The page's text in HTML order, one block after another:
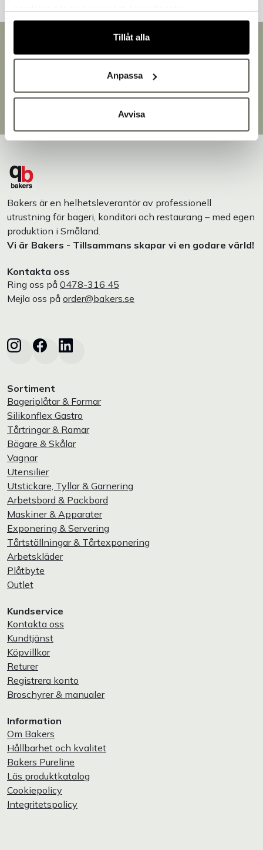
Tillåt alla
Anpassa
Avvisa
Leverans inom 3-5 arbetsdagar.
Egen produktion
Designat och tillverkat i Småland
Bakers är en helhetsleverantör av professionell
utrustning för bageri, konditori och restaurang – med egen
produktion i Småland.
Vi är Bakers - Tillsammans skapar vi en godare värld!
Kontakta oss
Ring oss på 0478-316 45
Mejla oss på order@bakers.se
Sortiment
Bageriplåtar & Formar
Silikonflex Gastro
Tårtringar & Ramar
Bägare & Skålar
Vagnar
Utensilier
Utstickare, Tyllar & Garnering
Arbetsbord & Packbord
Maskiner & Apparater
Exponering & Servering
Tårtställningar & Tårtexponering
Arbetskläder
Plåtbyte
Outlet
Kundservice
Kontakta oss
Kundtjänst
Köpvillkor
Returer
Registrera konto
Broschyrer & manualer
Information
Om Bakers
Hållbarhet och kvalitet
Bakers Pureline
Läs produktkatalog
Cookiepolicy
Integritetspolicy